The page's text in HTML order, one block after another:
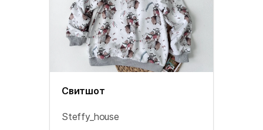
Свитшот
Steffy_house